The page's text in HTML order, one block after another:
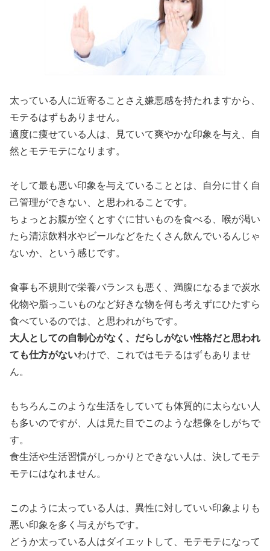
太っている人に近寄ることさえ嫌悪感を持たれますから、
モテるはずもありません。
適度に痩せている人は、見ていて爽やかな印象を与え、自
然とモテモテになります。
そして最も悪い印象を与えていることとは、
自分に甘く自
己管理ができない、と 思われること です。
ちょっとお腹が空くとすぐに甘いものを食べる、喉が渇い
たら清涼飲料水やビールなどをたくさん飲んでいるんじゃ
ないか、という感じです。
食事も不規則で栄養バランスも悪く、満腹になるまで炭水
化物や脂っこいものなど好きな物を何も考えずにひたすら
食べているのでは、と思われがちです。
大人としての自制心がなく、だらしがない性格だと思われ
ても仕方がないわけで、これではモテるはずもありませ
ん。
もちろんこのような生活をしていても体質的に太らない人
も多いのですが、人は見た目でこのような想像をしがちで
す。
食生活や生活習慣がしっかりとできない人は、決してモテ
モテにはなれません。
このように太っている人は、異性に対していい印象よりも
悪い印象を多く与えがちです。
どうか太っている人はダイエットして、モテモテになって